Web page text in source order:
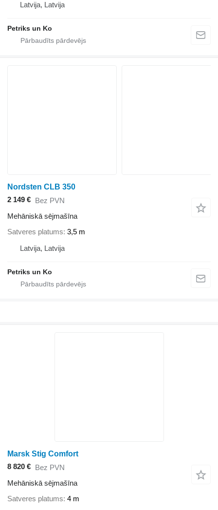
Latvija, Latvija
Petriks un Ko
Nordsten CLB 350
2 149 € Bez PVN
Mehāniskā sējmašīna
Satveres platums 3,5 m
Latvija, Latvija
Petriks un Ko
Marsk Stig Comfort
8 820 € Bez PVN
Mehāniskā sējmašīna
Satveres platums 4 m